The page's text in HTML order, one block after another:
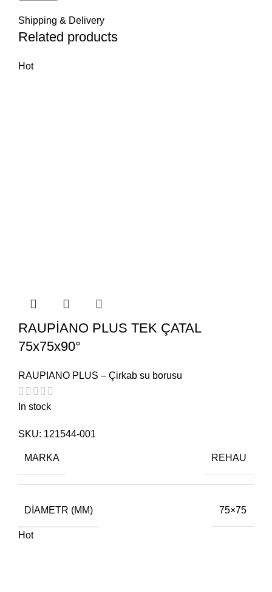
Shipping & Delivery
Related products
Hot
RAUPİANO PLUS TEK ÇATAL
75x75x90°
RAUPIANO PLUS – Çirkab su borusu
In stock
SKU: 121544-001
MARKA REHAU
DIAMETR (MM) 75×75
Hot